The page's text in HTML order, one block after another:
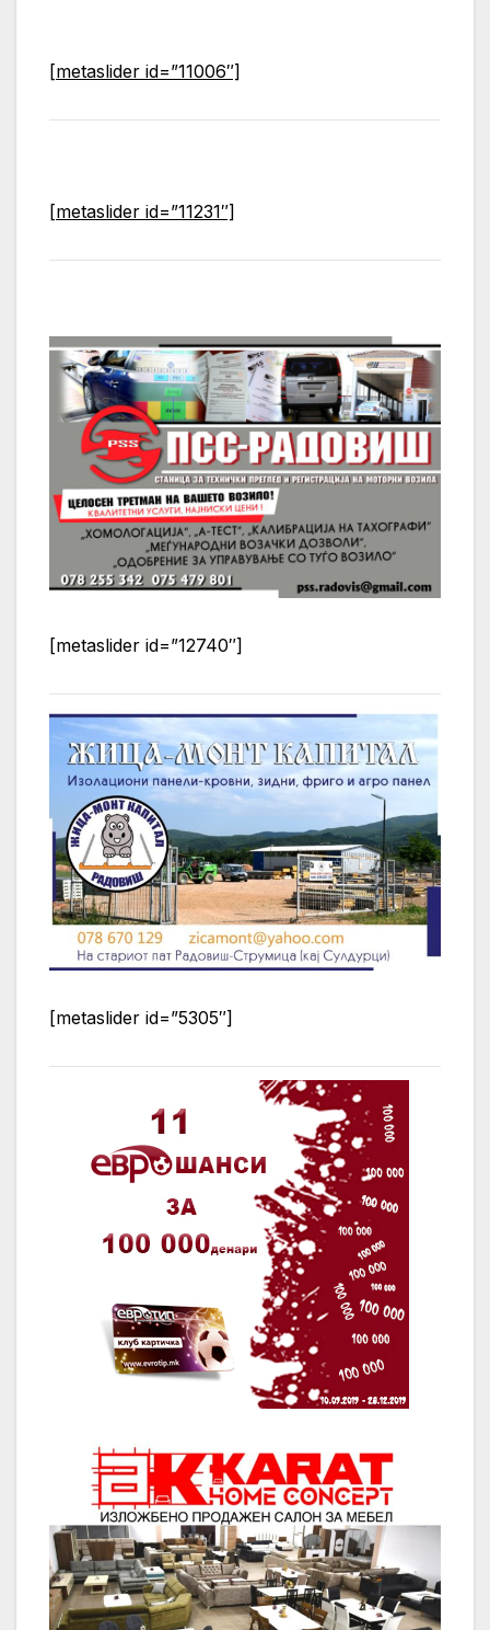
[metaslider id=”11006″]
[metaslider id=”11231″]
[metaslider id=”12740″]
[metaslider id=”5305″]